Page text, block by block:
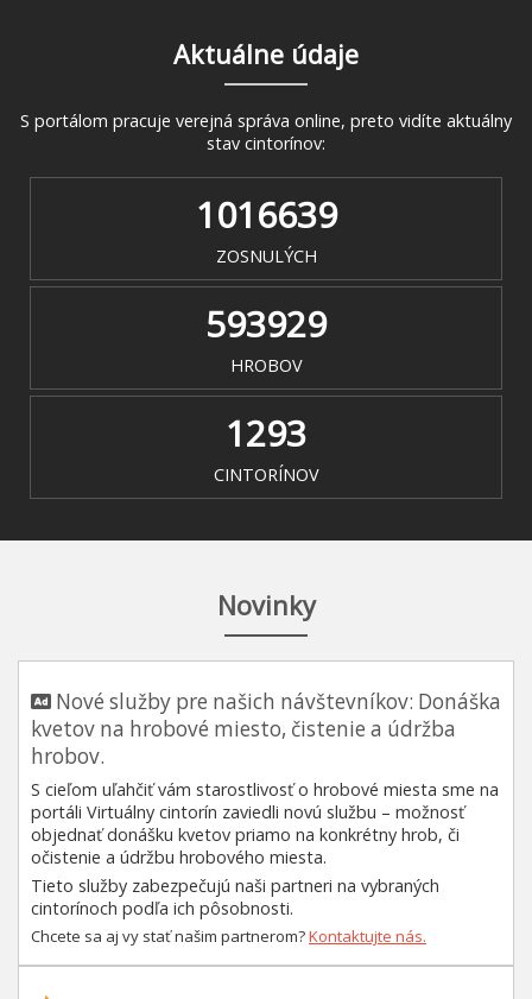
Aktuálne údaje
S portálom pracuje verejná správa online, preto vidíte aktuálny
stav cintorínov:
1016639
ZOSNULÝCH
593929
HROBOV
1293
CINTORÍNOV
Novinky
Nové služby pre našich návštevníkov: Donáška
kvetov na hrobové miesto, čistenie a údržba
hrobov.
S cieľom uľahčiť vám starostlivosť o hrobové miesta sme na
portáli Virtuálny cintorín zaviedli novú službu – možnosť
objednať donášku kvetov priamo na konkrétny hrob, či
očistenie a údržbu hrobového miesta.
Tieto služby zabezpečujú naši partneri na vybraných
cintorínoch podľa ich pôsobnosti.
Chcete sa aj vy stať našim partnerom?Kontaktujte nás.